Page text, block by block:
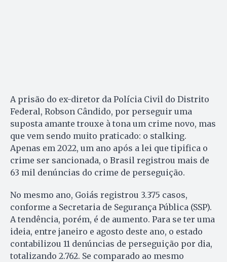
A prisão do ex-diretor da Polícia Civil do Distrito
Federal, Robson Cândido, por perseguir uma
suposta amante trouxe à tona um crime novo, mas
que vem sendo muito praticado: o stalking.
Apenas em 2022, um ano após a lei que tipifica o
crime ser sancionada, o Brasil registrou mais de
63 mil denúncias do crime de perseguição.
No mesmo ano, Goiás registrou 3.375 casos,
conforme a Secretaria de Segurança Pública (SSP).
A tendência, porém, é de aumento. Para se ter uma
ideia, entre janeiro e agosto deste ano, o estado
contabilizou 11 denúncias de perseguição por dia,
totalizando 2.762. Se comparado ao mesmo